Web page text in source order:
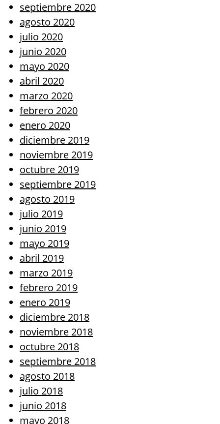
septiembre 2020
agosto 2020
julio 2020
junio 2020
mayo 2020
abril 2020
marzo 2020
febrero 2020
enero 2020
diciembre 2019
noviembre 2019
octubre 2019
septiembre 2019
agosto 2019
julio 2019
junio 2019
mayo 2019
abril 2019
marzo 2019
febrero 2019
enero 2019
diciembre 2018
noviembre 2018
octubre 2018
septiembre 2018
agosto 2018
julio 2018
junio 2018
mayo 2018